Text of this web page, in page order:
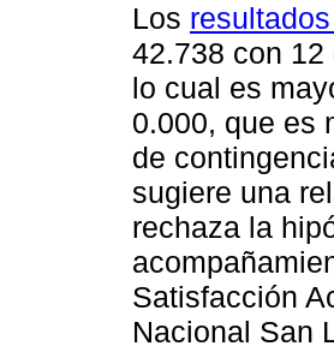
Los
42.738 con
lo cual es
0.000, que es
de
sugiere una
rechaza la
Satisfacción
Nacional San